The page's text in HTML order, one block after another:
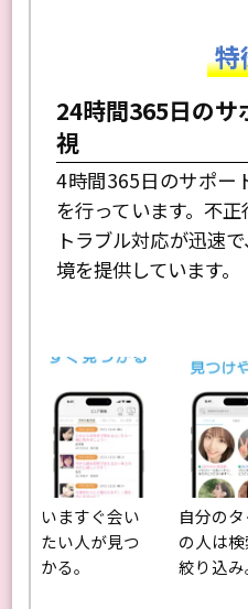
特
24時間365日のサ
視
4時間365日のサポー
を行っています。不
トラブル対応が迅速
境を提供しています。
いますぐ会い
たい人が見つ
かる。
自分の
の人は検
絞り込み